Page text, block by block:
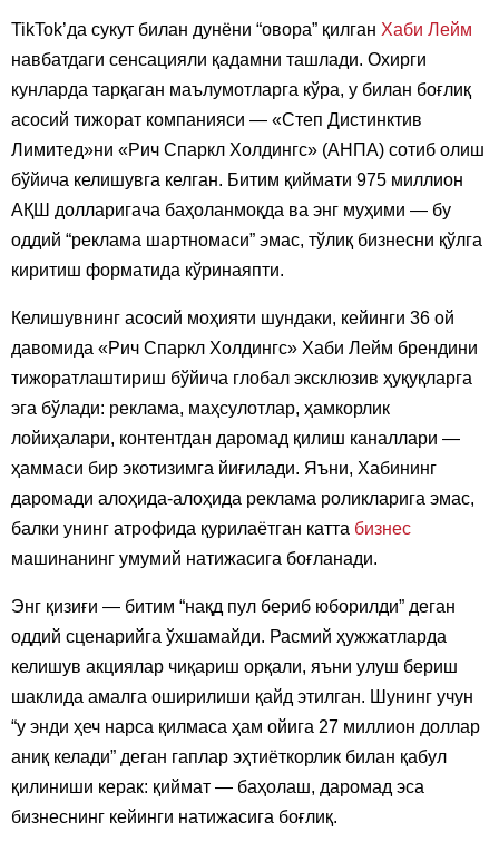
TikTok’да сукут билан дунёни “овора” қилган Хаби Лейм
навбатдаги сенсацияли қадамни ташлади. Охирги
кунларда тарқаган маълумотларга кўра, у билан боғлиқ
асосий тижорат компанияси — «Степ Дистинктив
Лимитед»ни «Рич Спаркл Холдингс» (АНПА) сотиб олиш
бўйича келишувга келган. Битим қиймати 975 миллион
АҚШ долларигача баҳоланмоқда ва энг муҳими — бу
оддий “реклама шартномаси” эмас, тўлиқ бизнесни қўлга
киритиш форматида кўринаяпти.
Келишувнинг асосий моҳияти шундаки, кейинги 36 ой
давомида «Рич Спаркл Холдингс» Хаби Лейм брендини
тижоратлаштириш бўйича глобал эксклюзив ҳуқуқларга
эга бўлади: реклама, маҳсулотлар, ҳамкорлик
лойиҳалари, контентдан даромад қилиш каналлари —
ҳаммаси бир экотизимга йиғилади. Яъни, Хабининг
даромади алоҳида-алоҳида реклама роликларига эмас,
балки унинг атрофида қурилаётган катта бизнес
машинанинг умумий натижасига боғланади.
Энг қизиғи — битим “нақд пул бериб юборилди” деган
оддий сценарийга ўхшамайди. Расмий ҳужжатларда
келишув акциялар чиқариш орқали, яъни улуш бериш
шаклида амалга оширилиши қайд этилган. Шунинг учун
“у энди ҳеч нарса қилмаса ҳам ойига 27 миллион доллар
аниқ келади” деган гаплар эҳтиёткорлик билан қабул
қилиниши керак: қиймат — баҳолаш, даромад эса
бизнеснинг кейинги натижасига боғлиқ.